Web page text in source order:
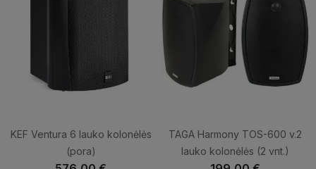
KEF Ventura 6 lauko kolonėlės
(pora)
TAGA Harmony TOS-600 v.2
lauko kolonėlės (2 vnt.)